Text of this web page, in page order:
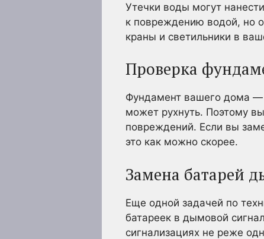
Утечки воды могут
к повреждению водой, но
краны и светильники в
Проверка
Фундамент вашего дома —
может рухнуть. Поэтому
повреждений. Если вы
это как можно скорее.
Замена батарей
Еще одной задачей по
батареек в дымовой
сигнализациях не реже